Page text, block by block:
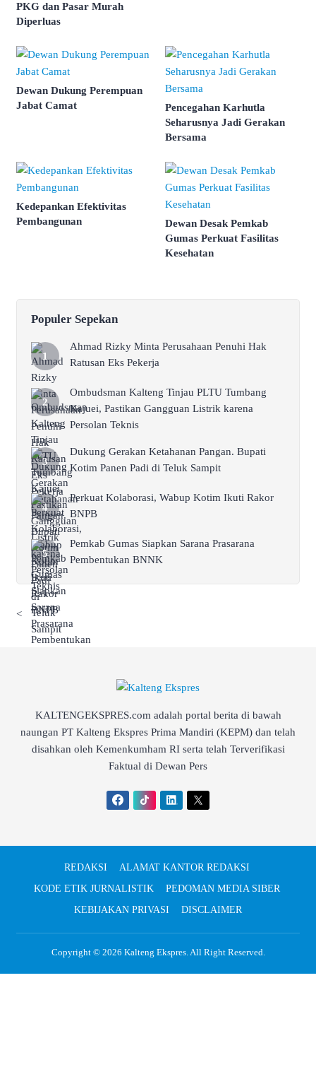
PKG dan Pasar Murah
Diperluas
Dewan Dukung Perempuan
Jabat Camat
Pencegahan Karhutla
Seharusnya Jadi Gerakan
Bersama
Kedepankan Efektivitas
Pembangunan
Dewan Desak Pemkab
Gumas Perkuat Fasilitas
Kesehatan
Populer Sepekan
Ahmad Rizky Minta Perusahaan Penuhi Hak
Ratusan Eks Pekerja
Ombudsman Kalteng Tinjau PLTU Tumbang
Kajuei, Pastikan Gangguan Listrik karena
Persolan Teknis
Dukung Gerakan Ketahanan Pangan. Bupati
Kotim Panen Padi di Teluk Sampit
Perkuat Kolaborasi, Wabup Kotim Ikuti Rakor
BNPB
Pemkab Gumas Siapkan Sarana Prasarana
Pembentukan BNNK
<
KALTENGEKSPRES.com adalah portal berita di bawah
naungan PT Kalteng Ekspres Prima Mandiri (KEPM) dan telah
disahkan oleh Kemenkumham RI serta telah Terverifikasi
Faktual di Dewan Pers
REDAKSI
ALAMAT KANTOR REDAKSI
KODE ETIK JURNALISTIK
PEDOMAN MEDIA SIBER
KEBIJAKAN PRIVASI
DISCLAIMER
Copyright © 2026 Kalteng Ekspres. All Right Reserved.